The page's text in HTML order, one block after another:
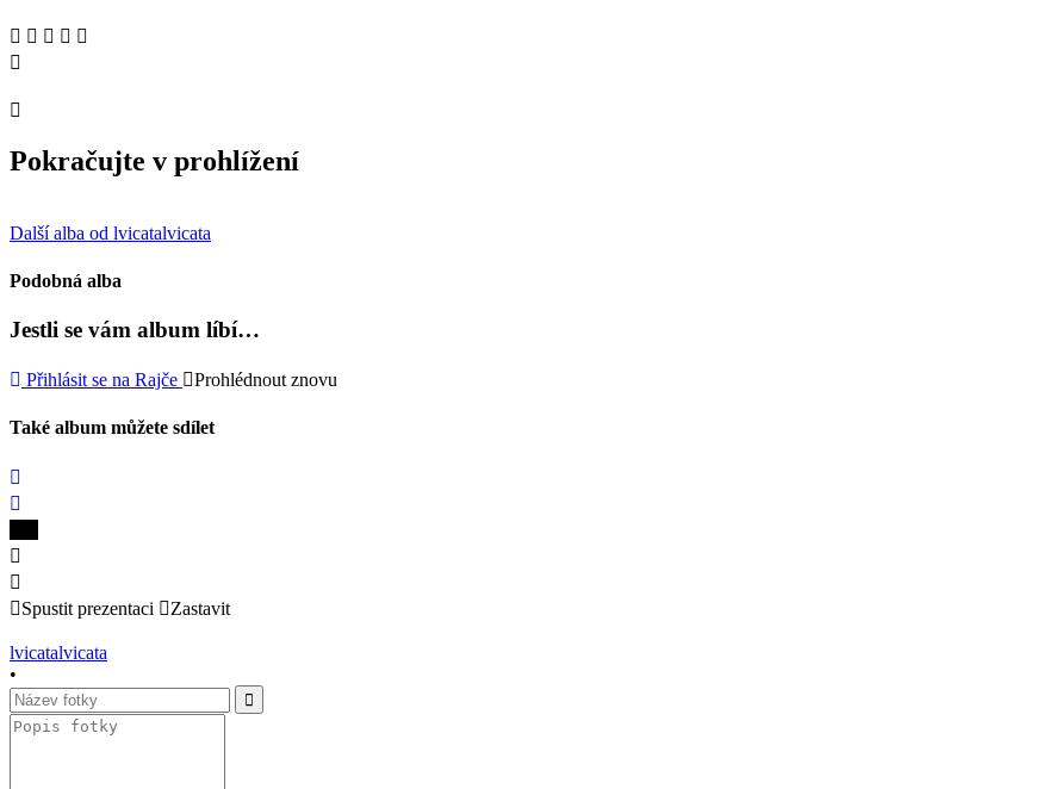
Pokračujte v prohlížení
Další alba od lvicatalvicata
Podobná alba
Jestli se vám album líbí…
Přihlásit se na Rajče Prohlédnout znovu
Také album můžete sdílet
Spustit prezentaci Zastavit
lvicatalvicata
•